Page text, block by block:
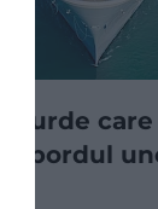
la bordul